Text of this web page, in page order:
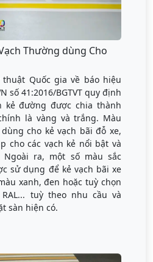
Thường dùng Cho
thuật Quốc gia về báo hiệu
số 41:2016/BGTVT quy định
kẻ đường được chia thành
là vàng và trắng. Màu
cho kẻ vạch bãi đỗ xe,
cho các vạch kẻ nổi bật và
ra, một số màu sắc
sử dụng để kẻ vạch bãi xe
xanh, đen hoặc tuỳ chọn
tuỳ theo nhu cầu và
sàn hiện có.